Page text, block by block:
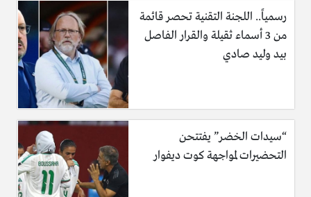
رسمياً.. اللجنة التقنية تحصر قائمة
من 3 أسماء ثقيلة والقرار الفاصل
بيد وليد صادي
“سيدات الخضر” يفتتحن
التحضيرات لمواجهة كوت ديفوار